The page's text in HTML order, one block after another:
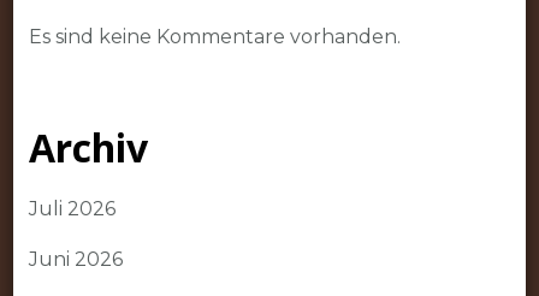
Es sind keine Kommentare vorhanden.
Archiv
Juli 2026
Juni 2026